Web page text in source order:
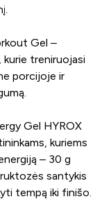
Gel –
kurie treniruojasi
porcijoje ir
Gel HYROX
kuriems
– 30 g
santykis
tempą iki finišo.